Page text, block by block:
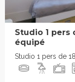
Studio 1 pers
équipé
Studio 1 pers de